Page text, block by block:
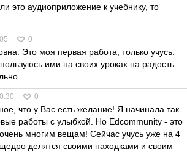
это аудиоприложение к учебнику, то
0
Это моя первая работа, только учусь.
ими на своих уроках на радость
0
что у Вас есть желание! Я начинала так
работы с улыбкой. Но Edcommunity - это
многим вещам! Сейчас учусь уже на 4
делятся своими находками и своим